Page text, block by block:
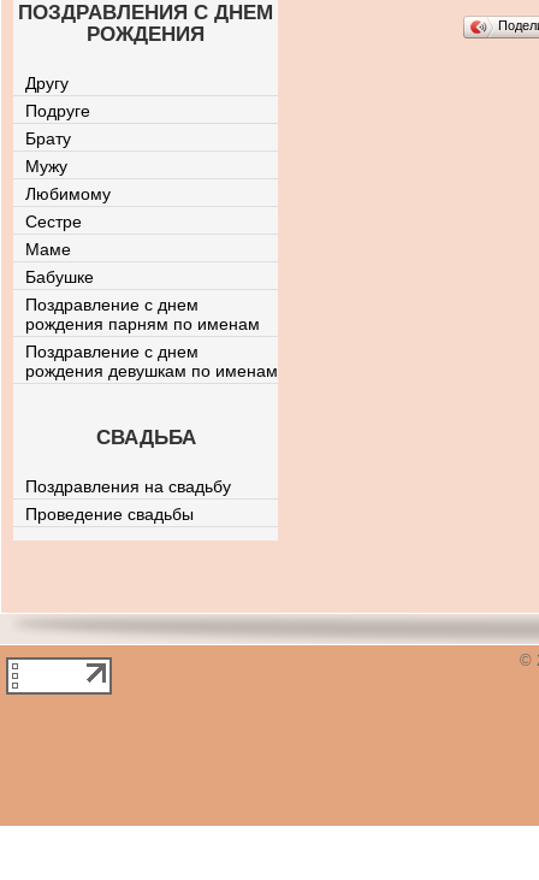
ПОЗДРАВЛЕНИЯ С ДНЕМ
РОЖДЕНИЯ
Другу
Подруге
Брату
Мужу
Любимому
Сестре
Маме
Бабушке
Поздравление с днем
рождения парням по именам
Поздравление с днем
рождения девушкам по именам
СВАДЬБА
Поздравления на свадьбу
Проведение свадьбы
©